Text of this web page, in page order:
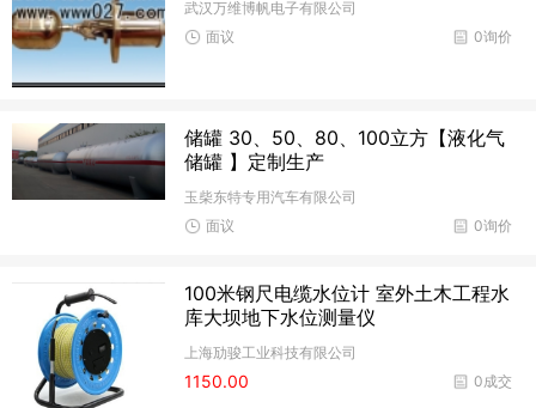
武汉万维博帆电子有限公司
0询价
面议
储罐 30、50、80、100立方【液化气
储罐 】定制生产
玉柴东特专用汽车有限公司
0询价
面议
100米钢尺电缆水位计 室外土木工程水
库大坝地下水位测量仪
上海劢骏工业科技有限公司
0成交
1150.00